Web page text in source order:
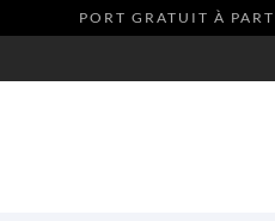
PORT GRATUIT À